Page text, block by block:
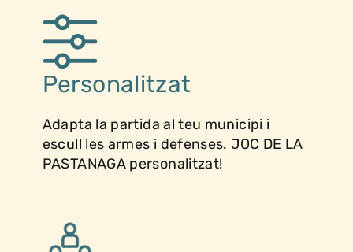
Personalitzat
Adapta la partida al teu municipi i
escull les armes i defenses. JOC DE LA
PASTANAGA personalitzat!